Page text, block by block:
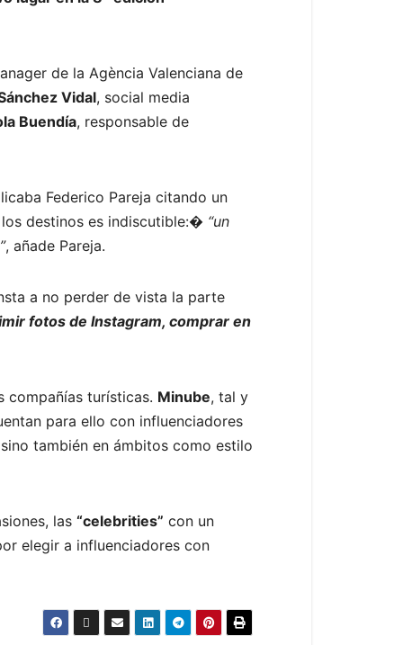
de la Agència Valenciana de
Vidal, social media
Buendía, responsable de
Federico Pareja citando un
destinos es indiscutible:� “un
, añade Pareja.
a no perder de vista la parte
fotos de Instagram, comprar en
compañías turísticas. Minube, tal y
para ello con influenciadores
también en ámbitos como estilo
las “celebrities” con un
elegir a influenciadores con